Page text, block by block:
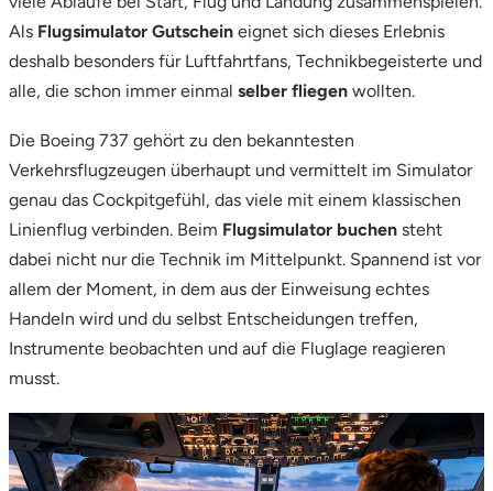
Als Flugsimulator Gutschein eignet sich dieses Erlebnis
deshalb besonders für Luftfahrtfans, Technikbegeisterte und
alle, die schon immer einmal selber fliegen wollten.
Die Boeing 737 gehört zu den bekanntesten
Verkehrsflugzeugen überhaupt und vermittelt im Simulator
genau das Cockpitgefühl, das viele mit einem klassischen
Linienflug verbinden. Beim Flugsimulator buchen steht
dabei nicht nur die Technik im Mittelpunkt. Spannend ist vor
allem der Moment, in dem aus der Einweisung echtes
Handeln wird und du selbst Entscheidungen treffen,
Instrumente beobachten und auf die Fluglage reagieren
musst.
Stettiner Haff
Straubing
Stuttgart
Sulz am Neckar
Tannheimer Tal
Teltow-Fläming